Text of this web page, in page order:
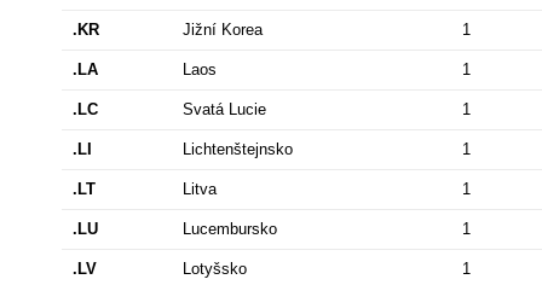
.KR Jižní Korea 1
.LA Laos 1
.LC Svatá Lucie 1
.LI Lichtenštejnsko 1
.LT Litva 1
.LU Lucembursko 1
.LV Lotyšsko 1